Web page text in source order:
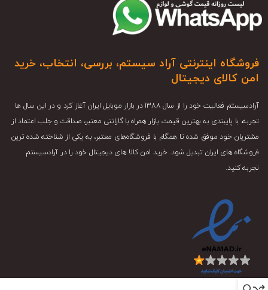
فروشگاه اینترنتی آراد سیستم، بررسی، انتخاب، خرید
امن کالای دیجیتال
آرادسیستم فعالیت خود را از سال 1388 در بازار موبایل ایران آغاز کرد و در این سال ها
تجربه، با پایبندی به بهترین قیمت بازار همراه با گارانتی معتبر، صداقت و جلب اعتماد از
مشتریان خود موفق شده تا همگام با فروشگاه‌های معتبر، به یکی از شناخته شده ترین
فروشگاه های ایران تبدیل شود. خرید امن کالا های دیجیتال خود را در آرادسیستم
تجربه کنید.